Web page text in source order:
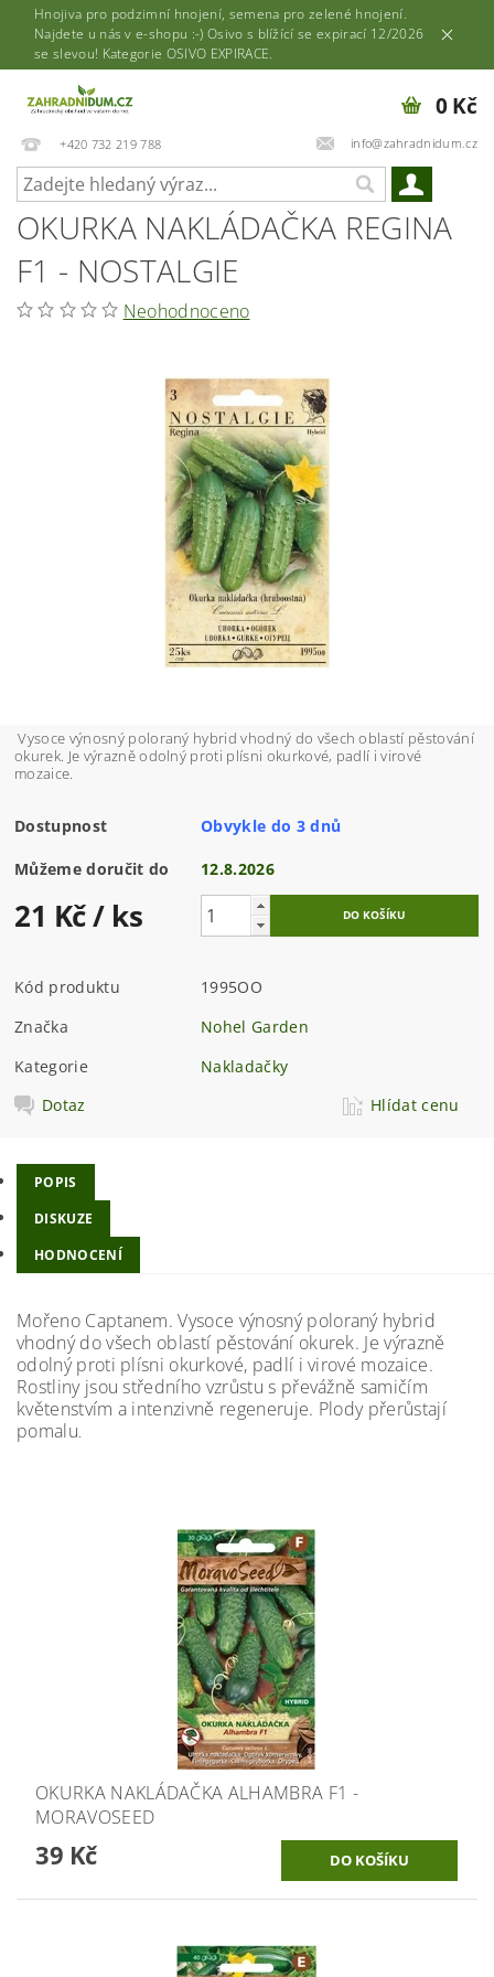
Hnojiva pro podzimní hnojení, semena pro zelené hnojení.
Najdete u nás v e-shopu :-) Osivo s blížící se expirací 12/2026
se slevou! Kategorie OSIVO EXPIRACE.
+420 732 219 788 info@zahradnidum.cz
0 Kč
OKURKA NAKLÁDAČKA REGINA
F1 - NOSTALGIE
Neohodnoceno
Vysoce výnosný poloraný hybrid vhodný do všech oblastí pěstování
okurek. Je výrazně odolný proti plísni okurkové, padlí i virové
mozaice.
Dostupnost Obvykle do 3 dnů
Můžeme doručit do 12.8.2026
21 Kč/ ks
Kód produktu
1995OO
Značka
Nohel Garden
Kategorie
Nakladačky
Dotaz
Hlídat cenu
POPIS
DISKUZE
HODNOCENÍ
Mořeno Captanem. Vysoce výnosný poloraný hybrid
vhodný do všech oblastí pěstování okurek. Je výrazně
odolný proti plísni okurkové, padlí i virové mozaice.
Rostliny jsou středního vzrůstu s převážně samičím
květenstvím a intenzivně regeneruje. Plody přerůstají
pomalu
OKURKA NAKLÁDAČKA ALHAMBRA F1 -
MORAVOSEED
39 Kč